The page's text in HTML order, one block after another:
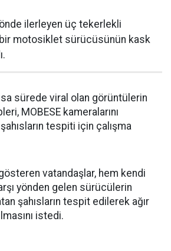
ilerleyen üç tekerlekli
motosiklet sürücüsünün kask
sürede viral olan görüntülerin
MOBESE kameralarını
tespiti için çalışma
vatandaşlar, hem kendi
yönden gelen sürücülerin
şahısların tespit edilerek ağır
istedi.